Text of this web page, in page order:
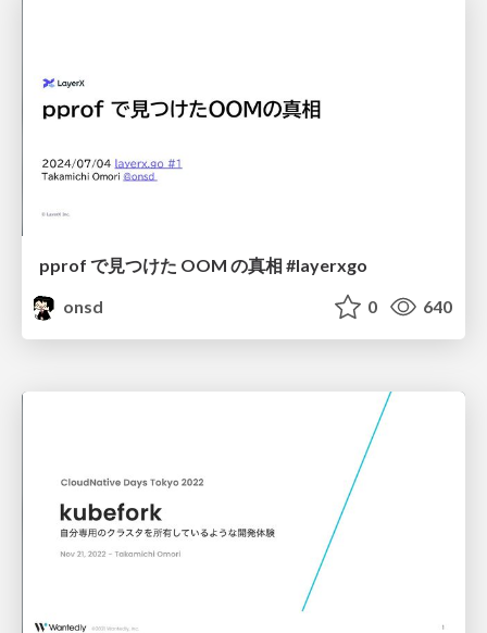
pprof で見つけた OOM の真相 #layerxgo
onsd
0 640